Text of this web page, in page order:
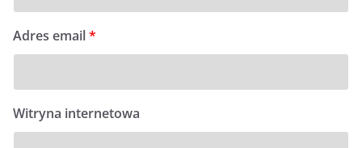
Adres email*
Witryna internetowa